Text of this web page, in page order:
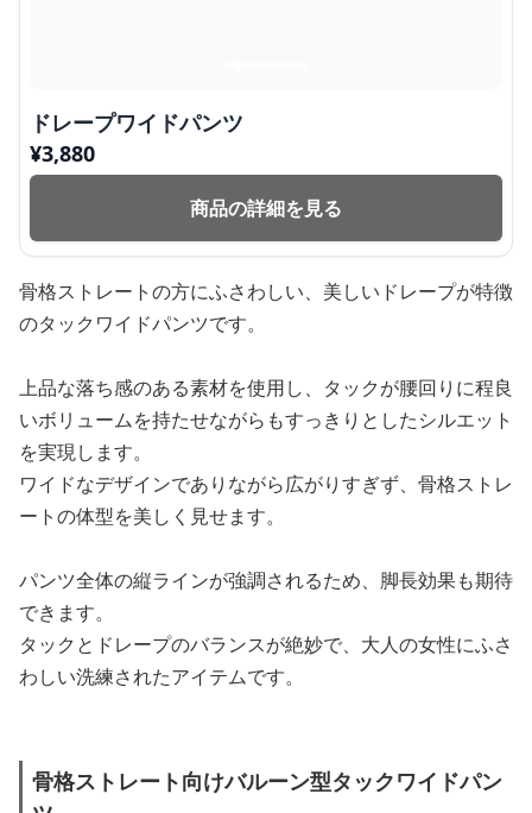
ドレープワイドパンツ
¥3,880
商品の詳細を見る
骨格ストレートの方にふさわしい、美しいドレープが特徴
のタックワイドパンツです。
上品な落ち感のある素材を使用し、タックが腰回りに程良
いボリュームを持たせながらもすっきりとしたシルエット
を実現します。
ワイドなデザインでありながら広がりすぎず、骨格ストレ
ートの体型を美しく見せます。
パンツ全体の縦ラインが強調されるため、脚長効果も期待
できます。
タックとドレープのバランスが絶妙で、大人の女性にふさ
わしい洗練されたアイテムです。
骨格ストレート向けバルーン型タックワイドパン